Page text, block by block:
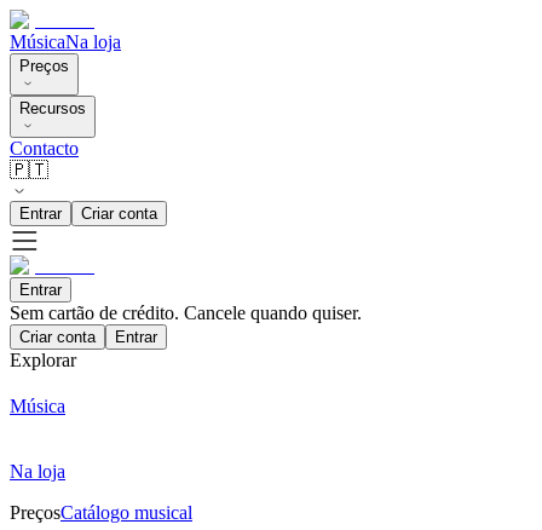
MúsicaNa loja
Preços
Recursos
Contacto
🇵🇹
Entrar Criar conta
Entrar
Sem cartão de crédito. Cancele quando quiser.
Criar conta Entrar
Explorar
Música
Na loja
PreçosCatálogo musical